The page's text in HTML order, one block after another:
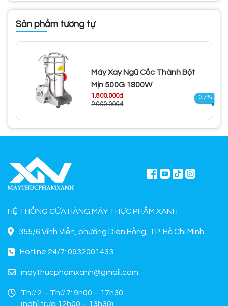
Sản phẩm tương tự
Máy Xay Ngũ Cốc Thành Bột
Mịn 500G 1800W
1.800.000đ
2.900.000đ
-37%
HỆ THỐNG CỬA HÀNG MÁY THỰC PHẨM XANH
355/6 Vĩnh Viễn, phường Diên Hồng, TP. Hồ Chí Minh
Hotline 24/7: 0932001433
maythucphamxanh@gmail.com
Thứ 2 – Thứ 7: 9h00 – 17h30
(nghỉ trưa 12h00 – 13h30)